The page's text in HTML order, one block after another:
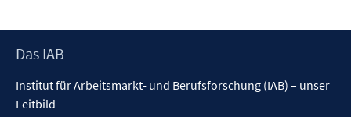
Footer
Das IAB
Institut für Arbeitsmarkt- und Berufsforschung (IAB) – unser
Leitbild